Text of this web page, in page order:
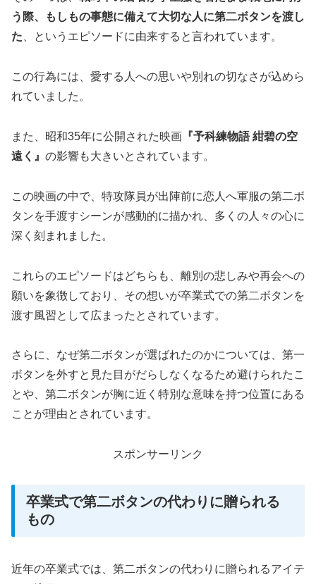
う際、もしもの事態に備えて大切な人に第二ボタンを渡し
た、というエピソードに由来すると言われています。
この行為には、愛する人への思いや別れの切なさが込めら
れていました。
また、昭和35年に公開された映画 『予科練物語 紺碧の空
遠く』 の影響も大きいとされています。
この映画の中で、特攻隊員が出陣前に恋人へ軍服の第二ボ
タンを手渡すシーンが感動的に描かれ、多くの人々の心に
深く刻まれました。
これらのエピソードはどちらも、離別の悲しみや再会への
願いを象徴しており、その想いが卒業式での第二ボタンを
渡す風習として広まったとされています。
さらに、なぜ第二ボタンが選ばれたのかについては、第一
ボタンを外すと見た目がだらしなくなるため避けられたこ
とや、第二ボタンが胸に近く特別な意味を持つ位置にある
ことが理由とされています。
スポンサーリンク
卒業式で第二ボタンの代わりに贈られる
もの
近年の卒業式では、第二ボタンの代わりに贈られるアイテ